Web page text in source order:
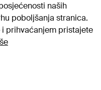
naših
poboljšanja stranica.
prihvaćanjem pristajete